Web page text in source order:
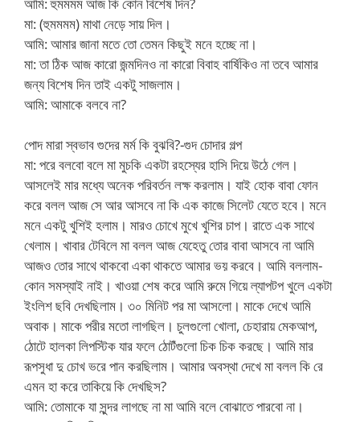
মা: (হুমমমম) মাথা নেড়ে সায় দিল।
আমি: আমার জানা মতে তো তেমন কিছুই মনে হচ্ছে না।
মা: তা ঠিক আজ কারো জন্মদিনও না কারো বিবাহ বার্ষিকিও না তবে আমার
জন্য বিশেষ দিন তাই একটু সাজলাম।
আমি: আমাকে বলবে না?
পোদ মারা স্বভাব গুদের মর্ম কি বুঝবি?-গুদ চোদার গল্প
মা: পরে বলবো বলে মা মুচকি একটা রহস্যের হাসি দিয়ে উঠে গেল।
আসলেই মার মধ্যে অনেক পরিবর্তন লক্ষ করলাম। যাই হোক বাবা ফোন
করে বলল আজ সে আর আসবে না কি এক কাজে সিলেট যেতে হবে। মনে
মনে একটু খুশিই হলাম। মারও চোখে মুখে খুশির চাপ। রাতে এক সাথে
খেলাম। খাবার টেবিলে মা বলল আজ যেহেতু তোর বাবা আসবে না আমি
আজও তোর সাথে থাকবো একা থাকতে আমার ভয় করবে। আমি বললাম-
কোন সমস্যাই নাই। খাওয়া শেষ করে আমি রুমে গিয়ে ল্যাপটপ খুলে একটা
ইংলিশ ছবি দেখছিলাম। ৩০ মিনিট পর মা আসলো। মাকে দেখে আমি
অবাক। মাকে পরীর মতো লাগছিল। চুলগুলো খোলা, চেহারায় মেকআপ,
ঠোটে হালকা লিপস্টিক যার ফলে ঠোটঁগুলো চিক চিক করছে। আমি মার
রূপসুধা দু চোখ ভরে পান করছিলাম। আমার অবস্থা দেখে মা বলল কি রে
এমন হা করে তাকিয়ে কি দেখছিস?
আমি: তোমাকে যা সুন্দর লাগছে না মা আমি বলে বোঝাতে পারবো না।